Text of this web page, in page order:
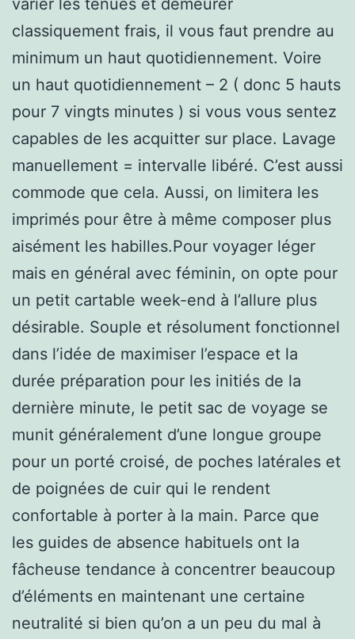
classiquement frais, il vous faut prendre au
minimum un haut quotidiennement. Voire
un haut quotidiennement – 2 ( donc 5 hauts
pour 7 vingts minutes ) si vous vous sentez
capables de les acquitter sur place. Lavage
manuellement = intervalle libéré. C’est aussi
commode que cela. Aussi, on limitera les
imprimés pour être à même composer plus
aisément les habilles.Pour voyager léger
mais en général avec féminin, on opte pour
un petit cartable week-end à l’allure plus
désirable. Souple et résolument fonctionnel
dans l’idée de maximiser l’espace et la
durée préparation pour les initiés de la
dernière minute, le petit sac de voyage se
munit généralement d’une longue groupe
pour un porté croisé, de poches latérales et
de poignées de cuir qui le rendent
confortable à porter à la main. Parce que
les guides de absence habituels ont la
fâcheuse tendance à concentrer beaucoup
d’éléments en maintenant une certaine
neutralité si bien qu’on a un peu du mal à